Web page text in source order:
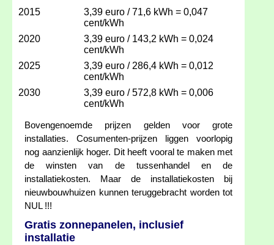
2015
3,39 euro / 71,6 kWh = 0,047
cent/kWh
2020
3,39 euro / 143,2 kWh = 0,024
cent/kWh
2025
3,39 euro / 286,4 kWh = 0,012
cent/kWh
2030
3,39 euro / 572,8 kWh = 0,006
cent/kWh
Bovengenoemde prijzen gelden voor grote
installaties. Cosumenten-prijzen liggen voorlopig
nog aanzienlijk hoger. Dit heeft vooral te maken met
de winsten van de tussenhandel en de
installatiekosten. Maar de installatiekosten bij
nieuwbouwhuizen kunnen teruggebracht worden tot
NUL !!!
Gratis zonnepanelen, inclusief
installatie